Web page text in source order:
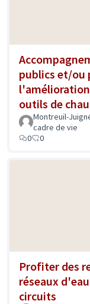
publics et/ou
outils de
Montreuil-
cadre de vie
0
0
Profiter des
réseaux
circuits